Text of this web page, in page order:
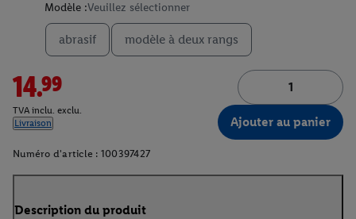
Modèle :Veuillez sélectionner
abrasif modèle à deux rangs
14.99
TVA inclu. exclu.
Livraison
Ajouter au panier
Numéro d'article : 100397427
Description du produit